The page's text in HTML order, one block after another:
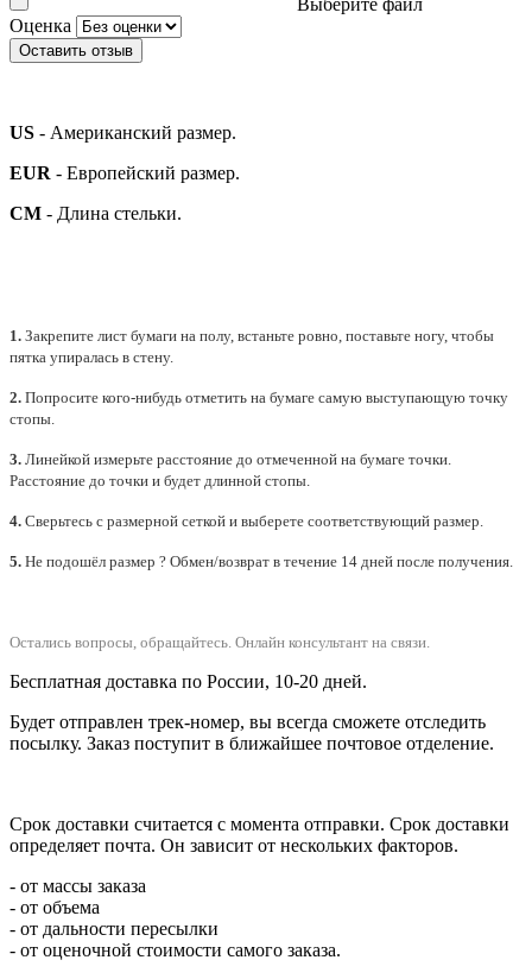
Выберите файл
Оценка
Оставить отзыв
US - Американский размер.
EUR - Европейский размер.
СМ - Длина стельки.
1. Закрепите лист бумаги на полу, встаньте ровно, поставьте ногу, чтобы
пятка упиралась в стену.
2. Попросите кого-нибудь отметить на бумаге самую выступающую точку
стопы.
3. Линейкой измерьте расстояние до отмеченной на бумаге точки.
Расстояние до точки и будет длинной стопы.
4. Сверьтесь с размерной сеткой и выберете соответствующий размер.
5. Не подошёл размер ? Обмен/возврат в течение 14 дней после получения.
Остались вопросы, обращайтесь. Онлайн консультант на связи.
Бесплатная доставка по России, 10-20 дней.
Будет отправлен трек-номер, вы всегда сможете отследить
посылку. Заказ поступит в ближайшее почтовое отделение.
Срок доставки считается с момента отправки. Срок доставки
определяет почта. Он зависит от нескольких факторов.
- от массы заказа
- от объема
- от дальности пересылки
- от оценочной стоимости самого заказа.